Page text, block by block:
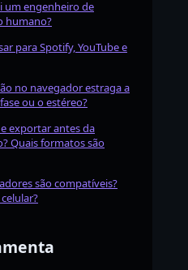
um engenheiro de
humano?
para Spotify, YouTube e
no navegador estraga a
ou o estéreo?
exportar antes da
Quais formatos são
são compatíveis?